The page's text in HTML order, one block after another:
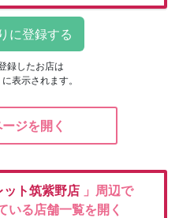
録したお店は
に表示されます。
ジを開く
ット筑紫野店 」周辺で
いる店舗一覧を開く